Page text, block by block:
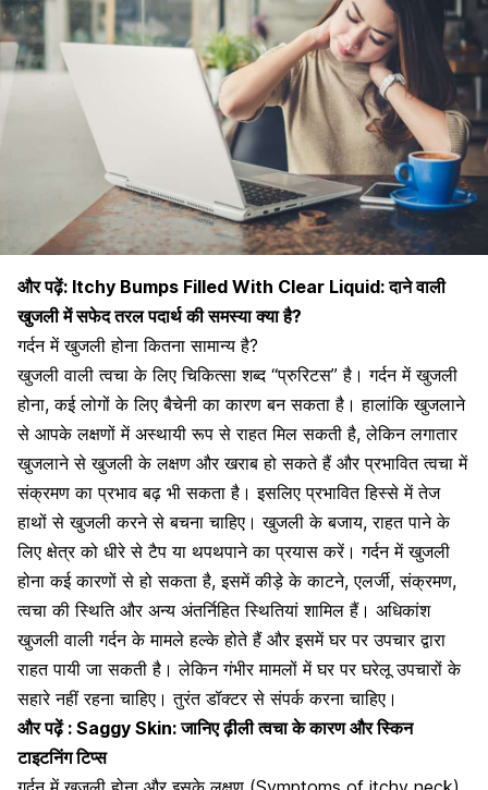
और पढ़ें: Itchy Bumps Filled With Clear Liquid: दाने वाली
खुजली में सफेद तरल पदार्थ की समस्या क्या है?
गर्दन में खुजली होना कितना सामान्य है?
खुजली वाली त्वचा के लिए चिकित्सा शब्द “प्रुरिटस” है।गर्दन में खुजली
होना, कई लोगों के लिए बैचेनी का कारण बन सकता है। हालांकि खुजलाने
से आपके लक्षणों में अस्थायी रूप से राहत मिल सकती है, लेकिन लगातार
खुजलाने से खुजली के लक्षण और खराब हो सकते हैं और प्रभावित त्वचा में
संक्रमण का प्रभाव बढ़ भी सकता है। इसलिए प्रभावित हिस्से में तेज
हाथों से खुजली करने से बचना चाहिए। खुजली के बजाय, राहत पाने के
लिए क्षेत्र को धीरे से टैप या थपथपाने का प्रयास करें। गर्दन में खुजली
होना कई कारणों से हो सकता है, इसमें कीड़े के काटने, एलर्जी,संक्रमण,
त्वचा की स्थिति और अन्य अंतर्निहित स्थितियां शामिल हैं। अधिकांश
खुजली वाली गर्दन के मामले हल्के होते हैं और इसमें घर पर उपचार द्वारा
राहत पायी जा सकती है। लेकिन गंभीर मामलों में घर पर घरेलू उपचारों के
सहारे नहीं रहना चाहिए। तुरंत डॉक्टर से संपर्क करना चाहिए।
और पढ़ें : Saggy Skin: जानिए ढ़ीली त्वचा के कारण और स्किन
टाइटनिंग टिप्स